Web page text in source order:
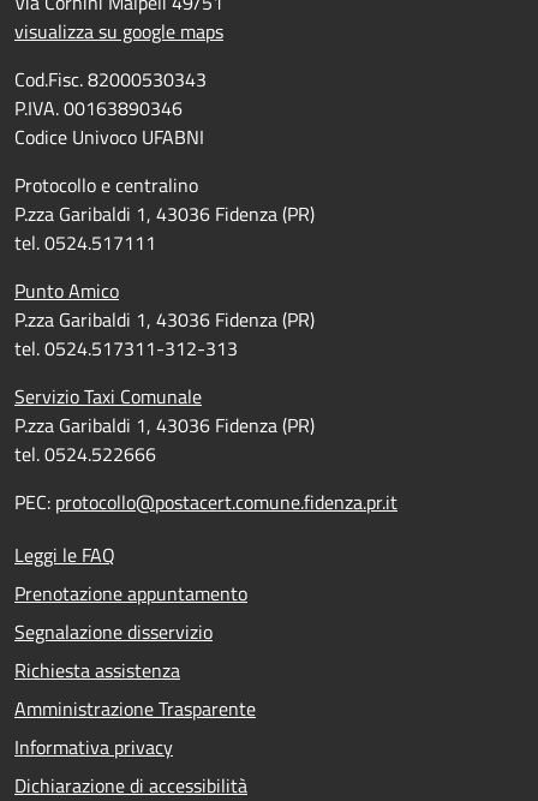
visualizza su google maps
Cod.Fisc. 82000530343
P.IVA. 00163890346
Codice Univoco UFABNI
Protocollo e centralino
P.zza Garibaldi 1, 43036 Fidenza (PR)
tel. 0524.517111
Punto Amico
P.zza Garibaldi 1, 43036 Fidenza (PR)
tel. 0524.517311-312-313
Servizio Taxi Comunale
P.zza Garibaldi 1, 43036 Fidenza (PR)
tel. 0524.522666
PEC: protocollo@postacert.comune.fidenza.pr.it
Leggi le FAQ
Prenotazione appuntamento
Segnalazione disservizio
Richiesta assistenza
Amministrazione Trasparente
Informativa privacy
Dichiarazione di accessibilità